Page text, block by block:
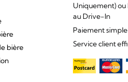
bière
Uniquement)
au Drive-In
Paiement
Service client